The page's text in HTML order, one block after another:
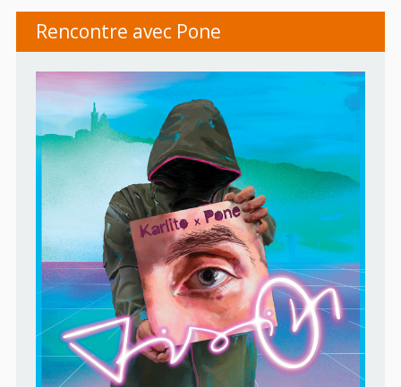
Rencontre avec Pone